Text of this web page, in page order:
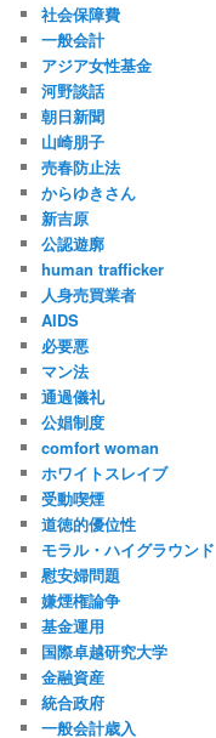
社会保障費
一般会計
アジア女性基金
河野談話
朝日新聞
山崎朋子
売春防止法
からゆきさん
新吉原
公認遊廓
human trafficker
人身売買業者
AIDS
必要悪
マン法
通過儀礼
公娼制度
comfort woman
ホワイトスレイブ
受動喫煙
道徳的優位性
モラル・ハイグラウンド
慰安婦問題
嫌煙権論争
基金運用
国際卓越研究大学
金融資産
統合政府
一般会計歳入